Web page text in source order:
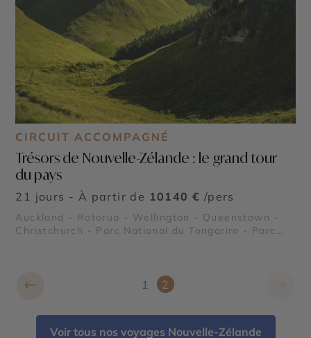
CIRCUIT ACCOMPAGNÉ
Trésors de Nouvelle-Zélande : le grand tour
du pays
21 jours - À partir de 10140 € /pers
Auckland - Rotorua - Wellington - Queenstown -
Christchurch - Parc National du Tongariro - Parc
← 1 2
Voir tous nos voyages Nouvelle-Zélande